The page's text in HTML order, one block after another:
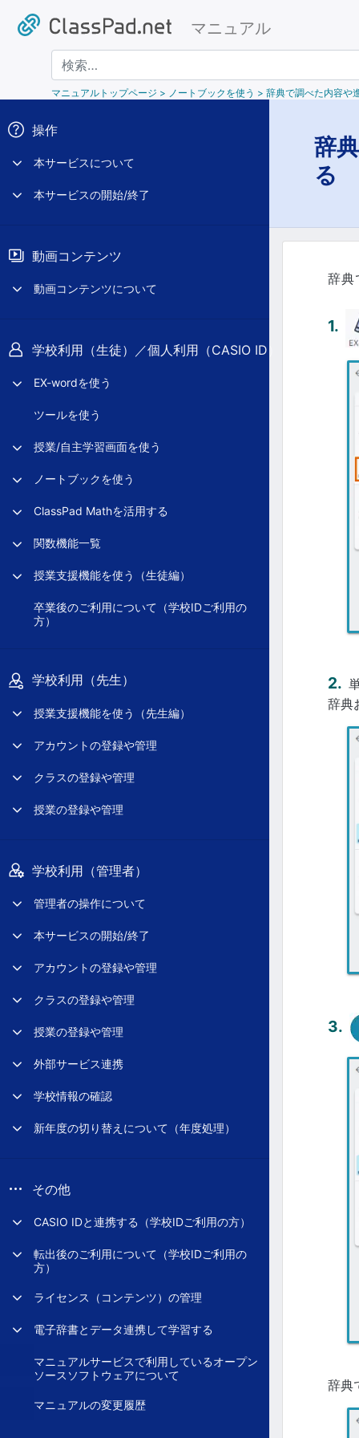
マニュアル
検索
マニュアルトップページ > ノートブックを使う > 辞典で調べた内容
操作
本サービスについて
本サービスの開始/終了
動画コンテンツ
動画コンテンツについて
学校利用（生徒）／個人利用（CASIO ID）
EX-wordを使う
ツールを使う
授業/自主学習画面を使う
ノートブックを使う
ClassPad Mathを活用する
関数機能一覧
授業支援機能を使う（生徒編）
卒業後のご利用について（学校IDご利用の
方）
学校利用（先生）
授業支援機能を使う（先生編）
アカウントの登録や管理
クラスの登録や管理
授業の登録や管理
学校利用（管理者）
管理者の操作について
本サービスの開始/終了
アカウントの登録や管理
クラスの登録や管理
授業の登録や管理
外部サービス連携
学校情報の確認
新年度の切り替えについて（年度処理）
その他
CASIO IDと連携する（学校IDご利用の方）
転出後のご利用について（学校IDご利用の
方）
ライセンス（コンテンツ）の管理
電子辞書とデータ連携して学習する
マニュアルサービスで利用しているオープン
ソースソフトウェアについて
マニュアルの変更履歴
辞
る
辞典
辞典
辞典